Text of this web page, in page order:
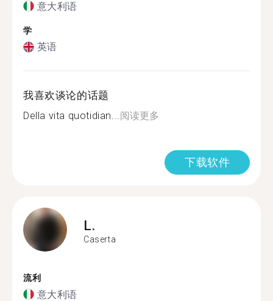
意大利语
学
英语
我喜欢谈论的话题
Della vita quotidian...阅读更多
下载软件
L.
Caserta
流利
意大利语